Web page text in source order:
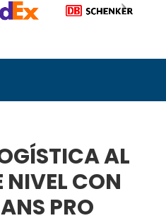
AL
NIVEL CON
PRO